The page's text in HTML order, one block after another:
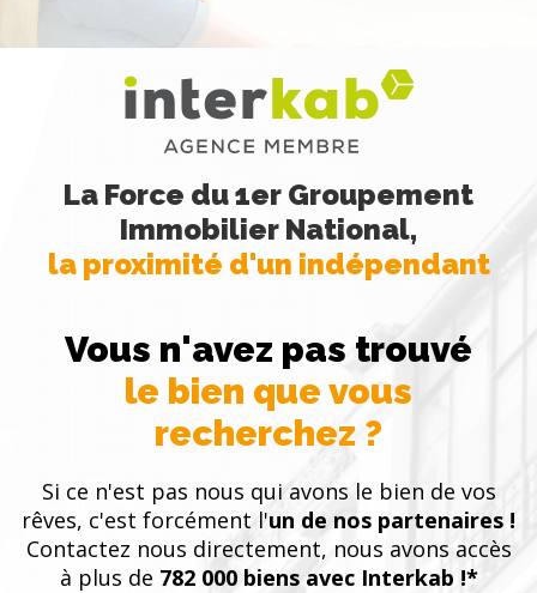
La Force du 1er Groupement
Immobilier National,
la proximité d'un indépendant
Vous n'avez pas trouvé
le bien que vous
recherchez ?
Si ce n'est pas nous qui avons le bien de vos
rêves, c'est forcément l'un de nos partenaires !
Contactez nous directement, nous avons accès
à plus de 782 000 biens avec Interkab !*